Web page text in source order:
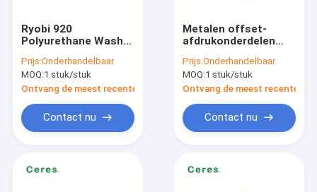
Ryobi 920
Polyurethane Wash
1006*35*5mmm
Prijs:Onderhandelbaar
MOQ:1 stuk/stuk
Ontvang de meest recente Prijs
Contact nu
Metalen offset-
afdrukonderdelen
Key Motor
Prijs:Onderhandelbaar
MOQ:1 stuk/stuk
Ontvang de meest recente
Contact nu